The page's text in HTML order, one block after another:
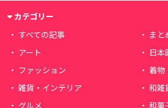
カテゴリー
すべての記事
まと
アート
日本
ファッション
着物
雑貨・インテリア
和雑
グルメ
和菓